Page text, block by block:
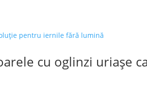
cu oglinzi uriașe